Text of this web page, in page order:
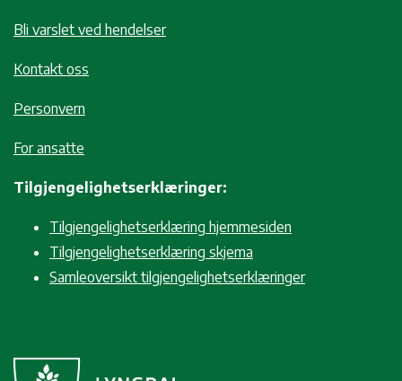
Bli varslet ved hendelser
Kontakt oss
Personvern
For ansatte
Tilgjengelighetserklæringer:
Tilgjengelighetserklæring hjemmesiden
Tilgjengelighetserklæring skjema
Samleoversikt tilgjengelighetserklæringer